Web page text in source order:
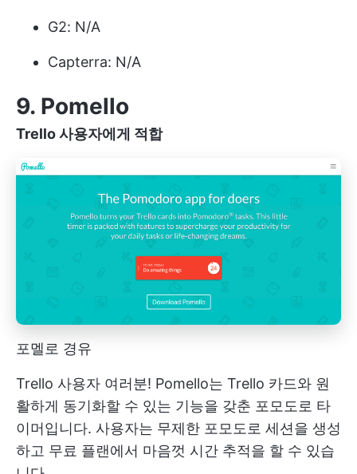
G2: N/A
Capterra: N/A
9. Pomello
Trello 사용자에게 적합
포멜로 경유
Trello 사용자 여러분! Pomello는 Trello 카드와 원
활하게 동기화할 수 있는 기능을 갖춘 포모도로 타
이머입니다. 사용자는 무제한 포모도로 세션을 생성
하고 무료 플랜에서 마음껏 시간 추적을 할 수 있습